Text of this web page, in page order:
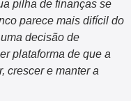
pilha de finanças se
parece mais difícil do
decisão de
plataforma de que a
crescer e manter a